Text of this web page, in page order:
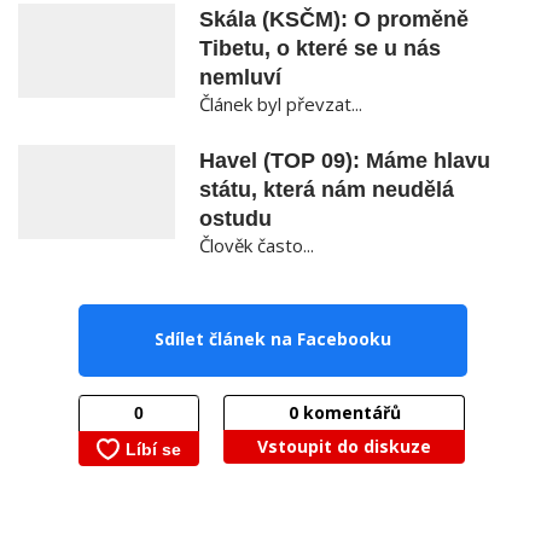
Skála (KSČM): O proměně
Tibetu, o které se u nás
nemluví
Článek byl převzat...
Havel (TOP 09): Máme hlavu
státu, která nám neudělá
ostudu
Člověk často...
Sdílet článek na Facebooku
0komentářů
Vstoupit do diskuze